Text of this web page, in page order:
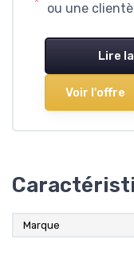
ou une
Lire
Voir l'offre
Marque